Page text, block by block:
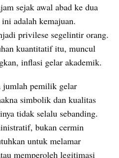
sejak awal abad ke dua
adalah kemajuan.
privilese segelintir orang.
kuantitatif itu, muncul
inflasi gelar akademik.
pemilik gelar
simbolik dan kualitas
tidak selalu sebanding.
bukan cermin
untuk melamar
memperoleh legitimasi